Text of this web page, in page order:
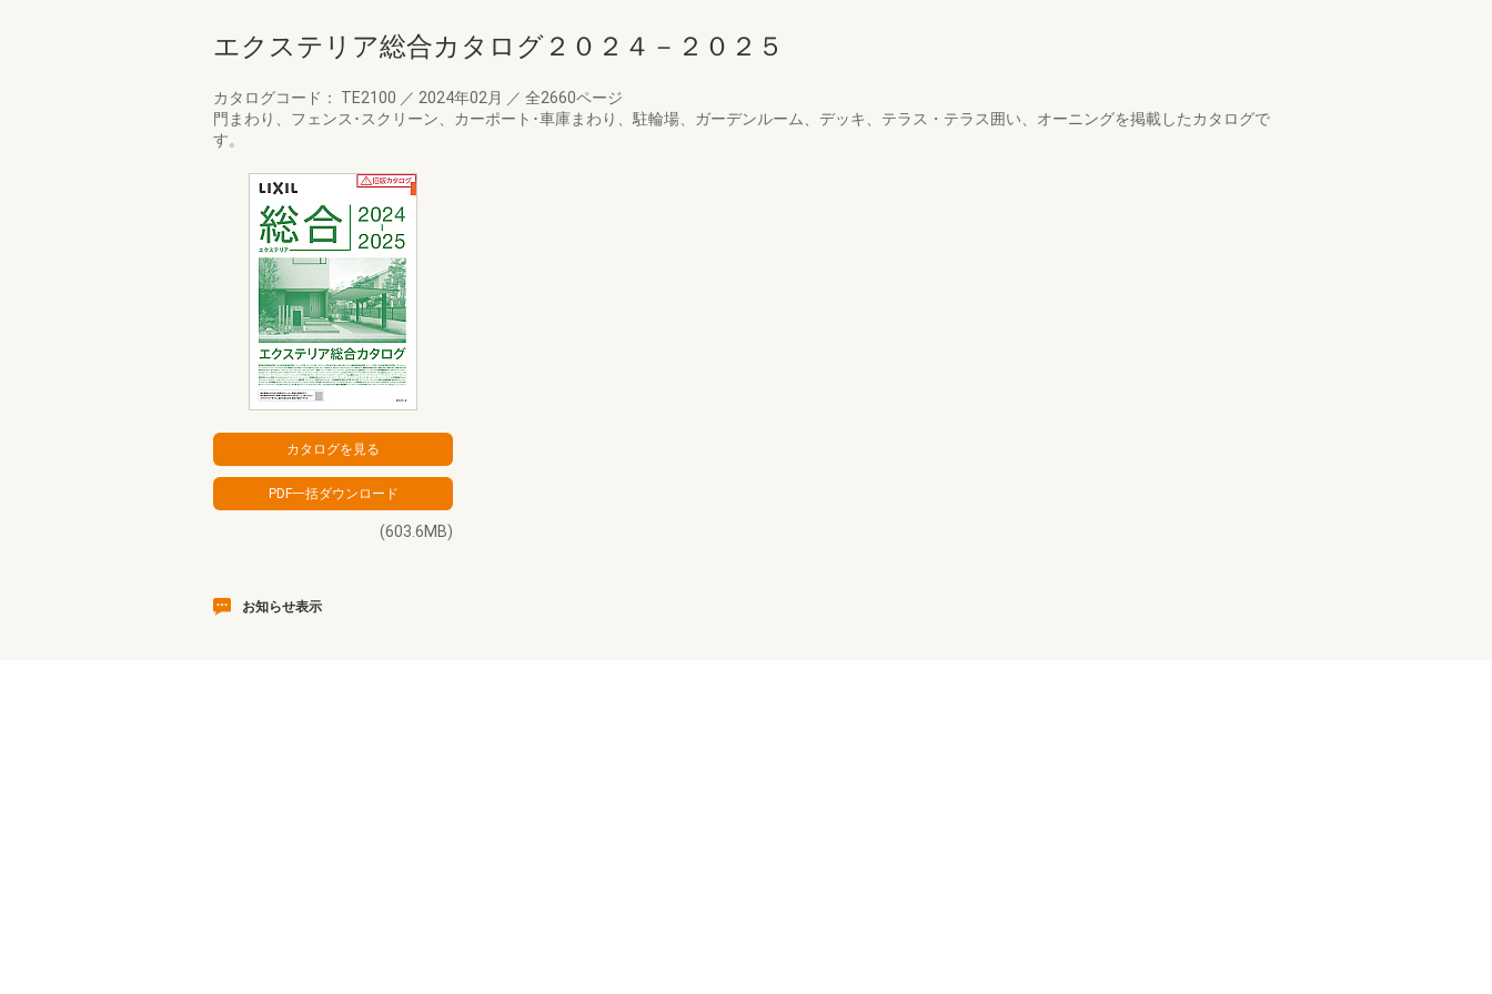
エクステリア総合カタログ２０２４－２０２５
カタログコード： TE2100 ／ 2024年02月 ／ 全2660ページ
門まわり、フェンス･スクリーン、カーポート･車庫まわり、駐輪場、ガーデンルーム、デッキ、テラス・テラス囲い、オーニングを掲載したカタログで
す。
(603.6MB)
お知らせ表示